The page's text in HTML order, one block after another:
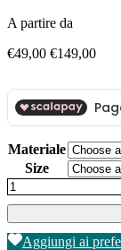
A partire da
€49,00 €149,00Price
Materiale
Size
Cuscino
D'Arredo
Ciak!
quantity
Aggiungi ai